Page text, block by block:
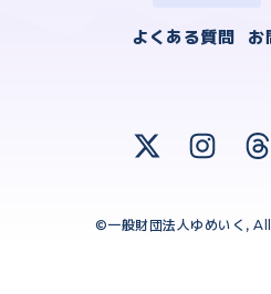
よくある質問 お
©一般財団法人ゆめいく,